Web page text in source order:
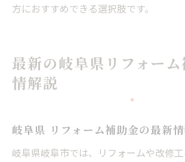
方におすすめできる選択肢です。
最新の岐阜県リフォー
情解説
岐阜県 リフォーム補助金の最新
岐阜県岐阜市では、リフォームや改修